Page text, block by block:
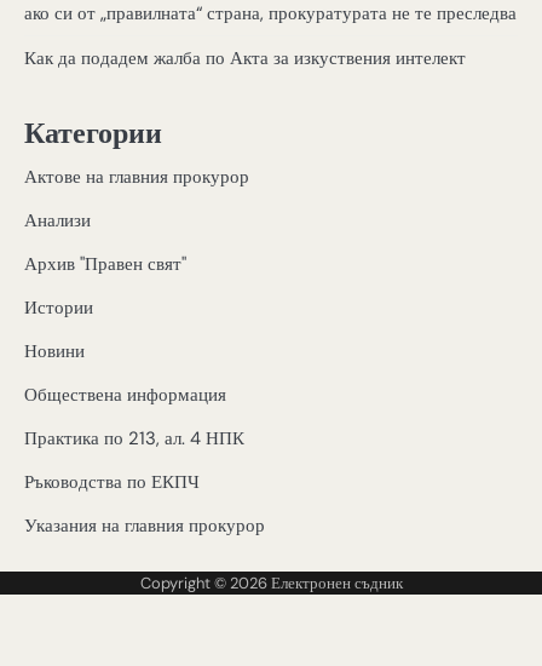
ако си от „правилната“ страна, прокуратурата не те преследва
Как да подадем жалба по Акта за изкуствения интелект
Категории
Актове на главния прокурор
Анализи
Архив "Правен свят"
Истории
Новини
Обществена информация
Практика по 213, ал. 4 НПК
Ръководства по ЕКПЧ
Указания на главния прокурор
Copyright © 2026Електронен съдник